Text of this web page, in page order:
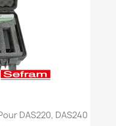
DAS220, DAS240